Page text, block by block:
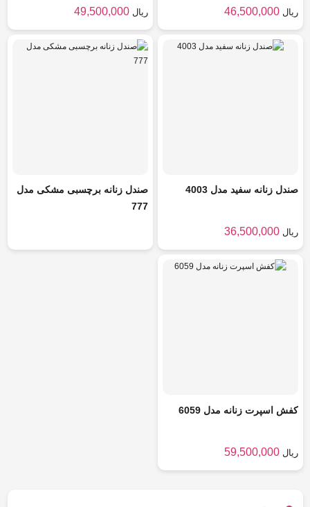
46,500,000 ریال 49,500,000 ریال
صندل زنانه سفید مدل 4003
36,500,000 ریال
صندل زنانه برچسبی مشکی مدل
777
کفش اسپرت زنانه مدل 6059
59,500,000 ریال